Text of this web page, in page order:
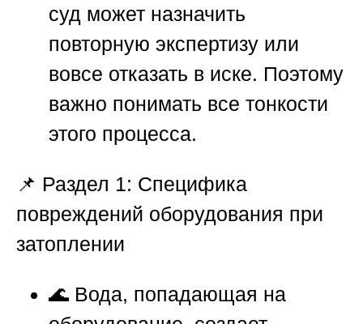
суд может назначить
повторную экспертизу или
вовсе отказать в иске. Поэтому
важно понимать все тонкости
этого процесса.
📌 Раздел 1: Специфика
повреждений оборудования при
затоплении
🌊 Вода, попадающая на